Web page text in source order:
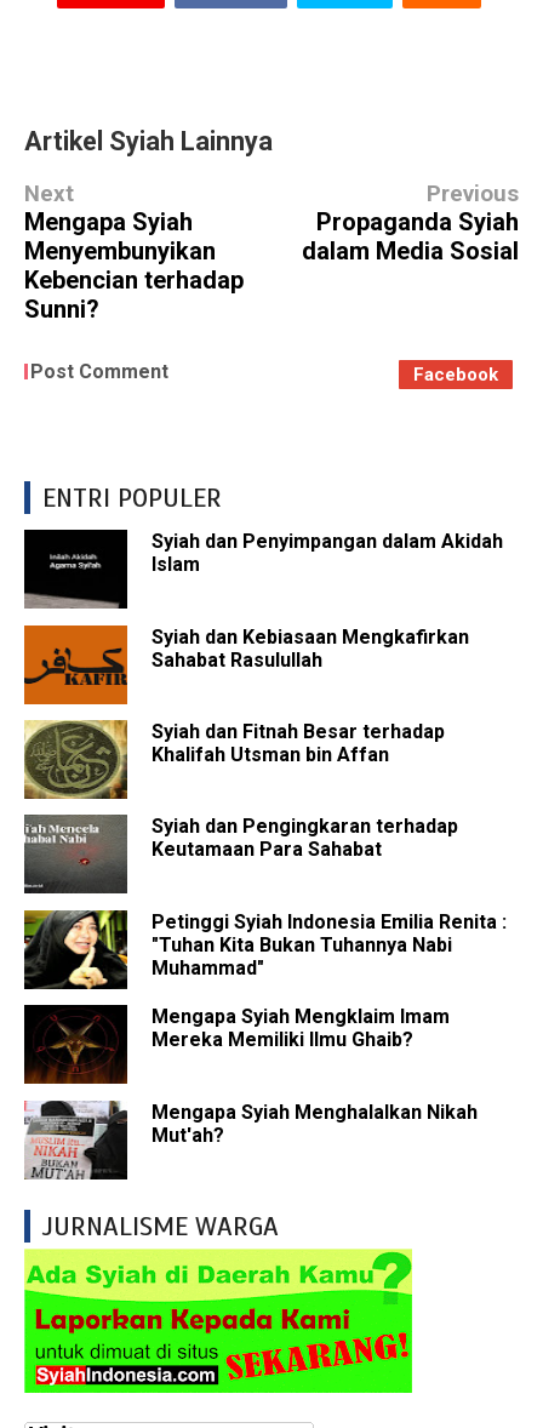
Artikel Syiah Lainnya
Next
Mengapa Syiah
Menyembunyikan
Kebencian terhadap
Sunni?
Previous
Propaganda Syiah
dalam Media Sosial
Post Comment Facebook
ENTRI POPULER
Syiah dan Penyimpangan dalam Akidah
Islam
Syiah dan Kebiasaan Mengkafirkan
Sahabat Rasulullah
Syiah dan Fitnah Besar terhadap
Khalifah Utsman bin Affan
Syiah dan Pengingkaran terhadap
Keutamaan Para Sahabat
Petinggi Syiah Indonesia Emilia Renita :
"Tuhan Kita Bukan Tuhannya Nabi
Muhammad"
Mengapa Syiah Mengklaim Imam
Mereka Memiliki Ilmu Ghaib?
Mengapa Syiah Menghalalkan Nikah
Mut'ah?
JURNALISME WARGA